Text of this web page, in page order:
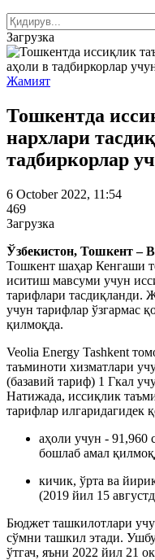
Загрузка
Жамият
Тошкентда
нархлари
тадбиркорлар
6 October 2022, 11:54
469
Загрузка
Ўзбекистон, Тошкент –
Тошкент шаҳар Кенгаши
иситиш мавсуми учун
тарифлари тасдиқланди.
учун тарифлар ўзгармас
қилмоқда.
Veolia Energy Tashkent
таъминоти хизматлари
(базавий тариф) 1 Гкал
Натижада, иссиқлик
тарифлар илгаридагидек
аҳоли учун - 91,960
бошлаб амал
кичик, ўрта ва
(2019 йил 15
Бюджет ташкилотлари
сўмни ташкил этади.
ўтгач, яъни 2022 йил 21